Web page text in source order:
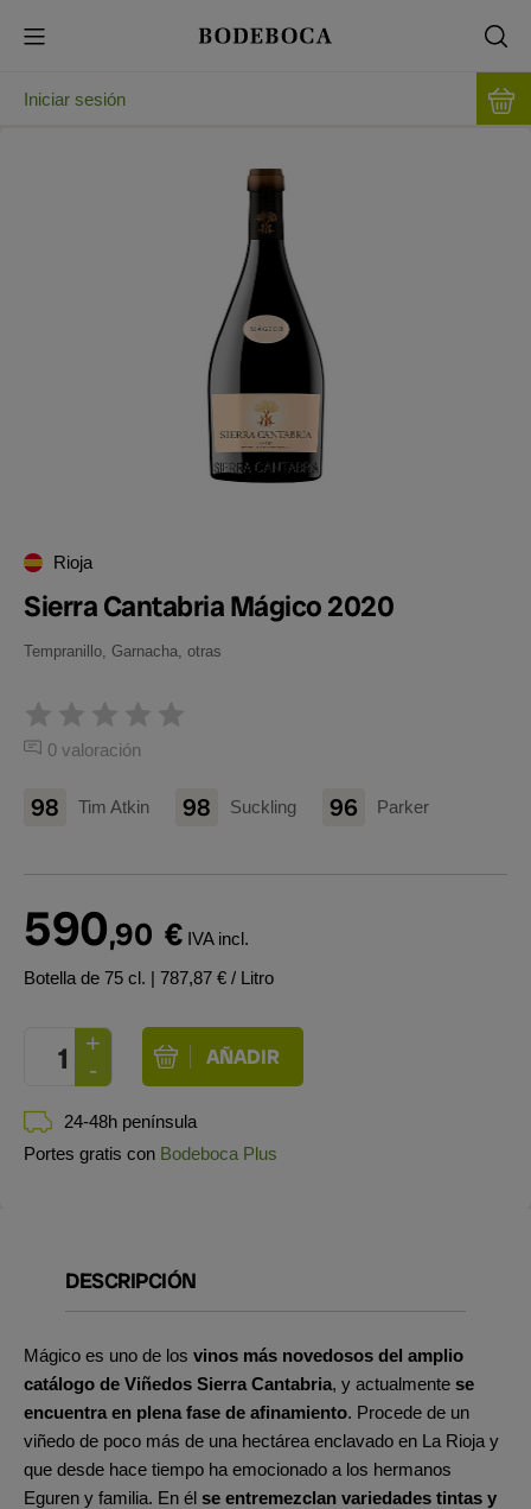
Iniciar sesión
Rioja
Sierra Cantabria Mágico 2020
Tempranillo, Garnacha, otras
0 valoración
98 Tim Atkin 98 Suckling 96 Parker
590,90 € IVA incl.
Botella de 75 cl. | 787,87 € / Litro
24-48h península
Portes gratis con Bodeboca Plus
DESCRIPCIÓN
Mágico es uno de los vinos más novedosos del amplio
catálogo de Viñedos Sierra Cantabria, y actualmente se
encuentra en plena fase de afinamiento. Procede de un
viñedo de poco más de una hectárea enclavado en La Rioja y
que desde hace tiempo ha emocionado a los hermanos
Eguren y familia. En él se entremezclan variedades tintas y